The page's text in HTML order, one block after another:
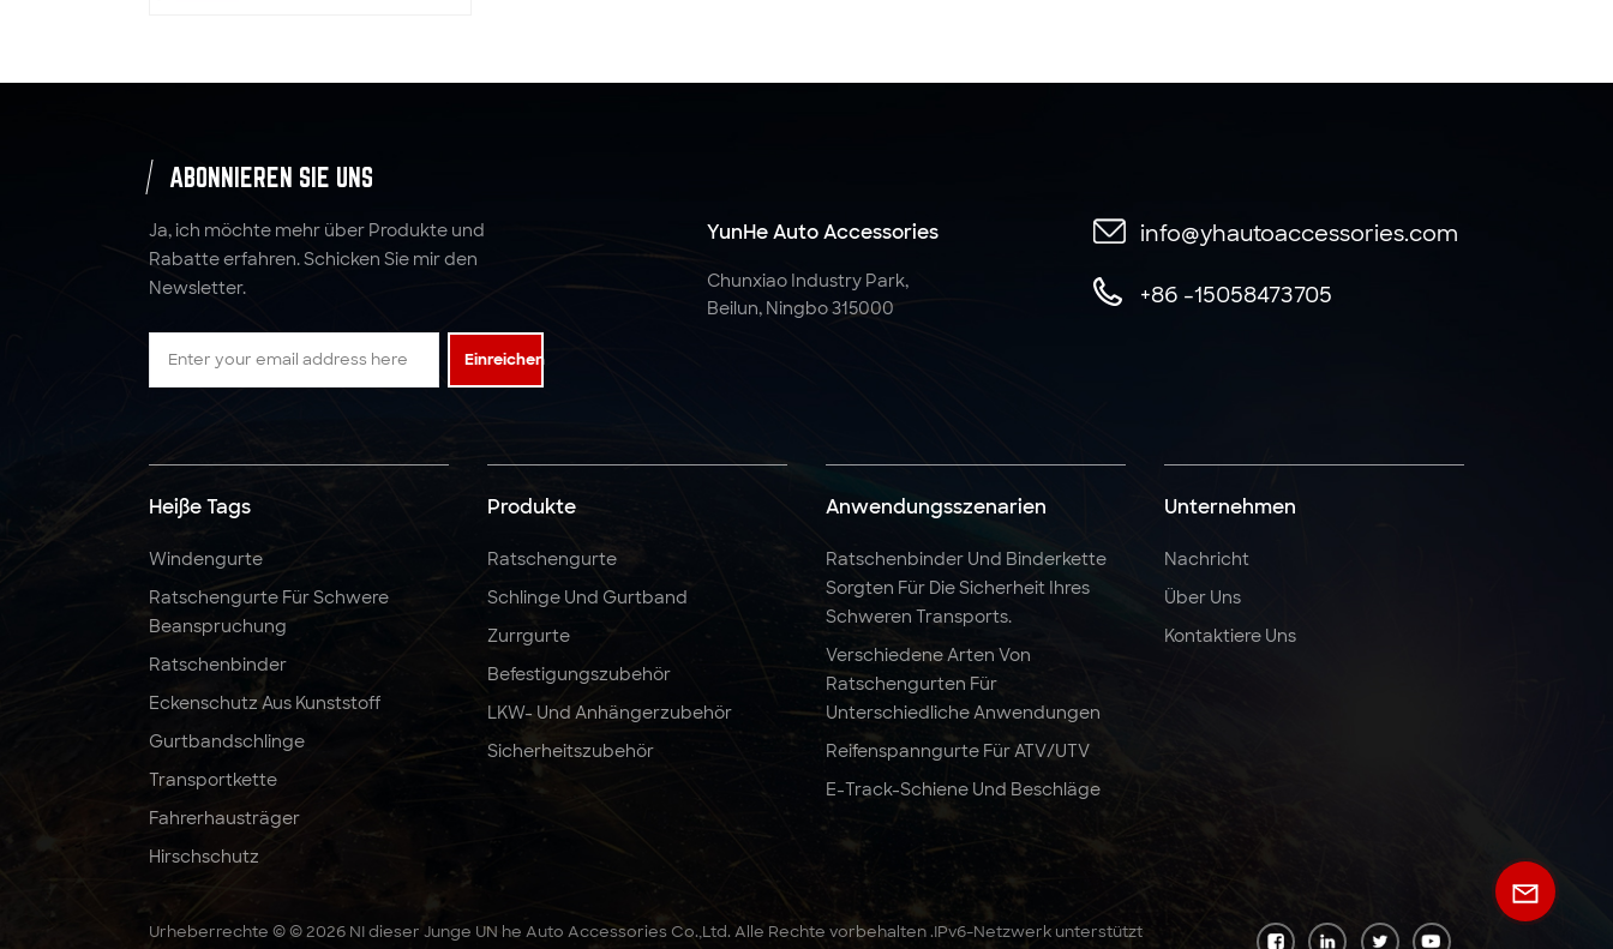
x 10000LBS x 10'
Ratsche
Gurtbandschlinge
2" x 10000 LBS x 27
Fuß Ratschengurte,
robust
ABONNIEREN SIE UNS
Ja, ich möchte mehr über Produkte und
Rabatte erfahren. Schicken Sie mir den
Newsletter.
Einreichen
YunHe Auto Accessories
Chunxiao Industry Park,
Beilun, Ningbo 315000
info@yhautoaccessories.com
+86 -15058473705
Heiße Tags
Windengurte
Ratschengurte Für Schwere
Beanspruchung
Ratschenbinder
Eckenschutz Aus Kunststoff
Gurtbandschlinge
Transportkette
Fahrerhausträger
Hirschschutz
Produkte
Ratschengurte
Schlinge Und Gurtband
Zurrgurte
Befestigungszubehör
LKW- Und Anhängerzubehör
Sicherheitszubehör
Anwendungsszenarien
Ratschenbinder Und Binderkette
Sorgten Für Die Sicherheit Ihres
Schweren Transports.
Verschiedene Arten Von
Ratschengurten Für
Unterschiedliche Anwendungen
Reifenspanngurte Für ATV/UTV
E-Track-Schiene Und Beschläge
Unternehmen
Nachricht
Über Uns
Kontaktiere Uns
Urheberrechte © © 2026 NI dieser Junge UN he Auto Accessories Co.,Ltd. Alle Rechte vorbehalten .IPv6-Netzwerk unterstützt